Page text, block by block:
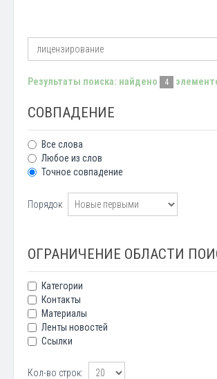
Результаты поиска: найдено 4
СОВПАДЕНИЕ
Все слова
Любое из слов
Точное совпадение
Порядок
ОГРАНИЧЕНИЕ ОБЛАСТИ
Категории
Контакты
Материалы
Ленты новостей
Ссылки
Кол-во строк: